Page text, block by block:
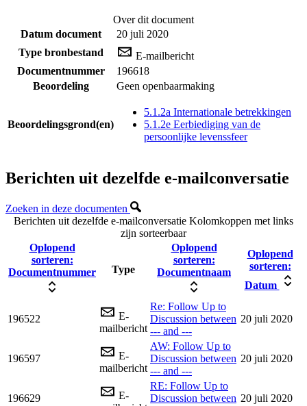
Over dit document
Datum document
20 juli 2020
Type bronbestand
E-mailbericht
Documentnummer
196618
Beoordeling
Geen openbaarmaking
Beoordelingsgrond(en)
5.1.2a Internationale betrekkingen
5.1.2e Eerbiediging van de
persoonlijke levenssfeer
Berichten uit dezelfde e-mailconversatie
Zoeken in deze documenten
Berichten uit dezelfde e-mailconversatie Kolomkoppen met links
zijn sorteerbaar
Oplopend
sorteren:
Documentnummer
Type
Oplopend
sorteren:
Documentnaam
Oplopend
sorteren:
Datum
196522
E-
mailbericht
Re: Follow Up to
Discussion between
--- and ---
20 juli 2020
196597
E-
mailbericht
AW: Follow Up to
Discussion between
--- and ---
20 juli 2020
196629
E-
RE: Follow Up to
Discussion between 20 juli 2020